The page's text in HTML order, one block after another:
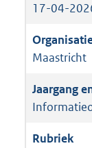
17-04-
Maastricht